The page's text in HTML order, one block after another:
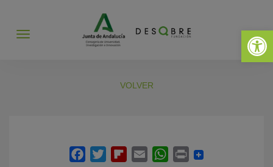
Abrir
Abrir
VOLVER